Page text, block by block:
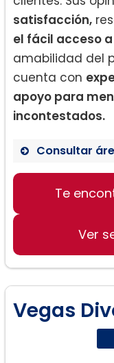
satisfacción,
el fácil acceso
amabilidad del
cuenta con
apoyo para
incontestados.
Consultar
Derecho
Custodia
Te
Ver
Vegas